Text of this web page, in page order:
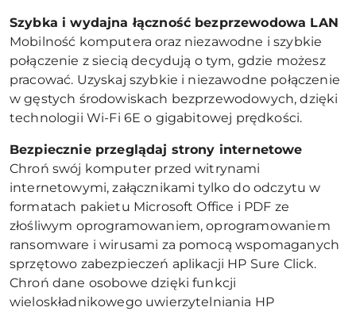
Szybka i wydajna łączność bezprzewodowa LAN
Mobilność komputera oraz niezawodne i szybkie
połączenie z siecią decydują o tym, gdzie możesz
pracować. Uzyskaj szybkie i niezawodne połączenie
w gęstych środowiskach bezprzewodowych, dzięki
technologii Wi-Fi 6E o gigabitowej prędkości.
Bezpiecznie przeglądaj strony internetowe
Chroń swój komputer przed witrynami
internetowymi, załącznikami tylko do odczytu w
formatach pakietu Microsoft Office i PDF ze
złośliwym oprogramowaniem, oprogramowaniem
ransomware i wirusami za pomocą wspomaganych
sprzętowo zabezpieczeń aplikacji HP Sure Click.
Chroń dane osobowe dzięki funkcji
wieloskładnikowego uwierzytelniania HP